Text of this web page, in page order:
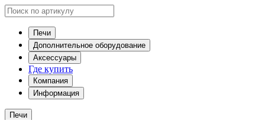
Печи
Дополнительное оборудование
Аксессуары
Где купить
Компания
Информация
Печи